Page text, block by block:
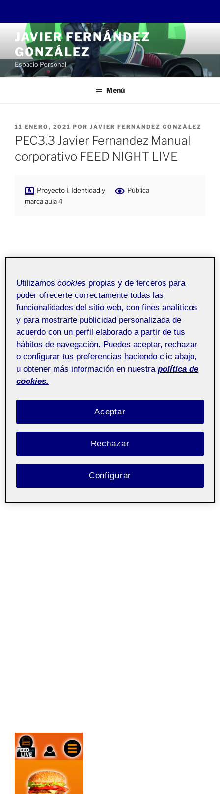
contenido
JAVIER FERNÁNDEZ
GONZÁLEZ
Espacio Personal
Menú
PUBLICADO
EL
11 ENERO, 2021 POR JAVIER FERNÁNDEZ GONZÁLEZ
PEC3.3 Javier Fernandez Manual
corporativo FEED NIGHT LIVE
Proyecto I. Identidad y
marca aula 4
Pública
Utilizamoscookies propias y de terceros para
poder ofrecerte correctamente todas las
funcionalidades del sitio web, con fines analíticos
y para mostrarte publicidad personalizada de
acuerdo con un perfil elaborado a partir de tus
hábitos de navegación. Puedes aceptar, rechazar
o configurar tus preferencias haciendo clic abajo,
u obtener más información en nuestra política de
cookies.
Rechazar
Aceptar
Configurar